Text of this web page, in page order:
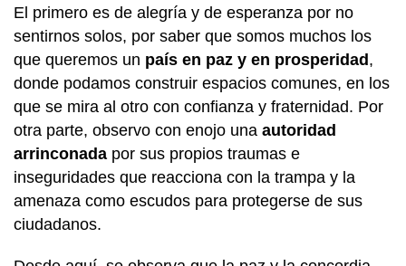
El primero es de alegría y de esperanza por no
sentirnos solos, por saber que somos muchos los
que queremos un país en paz y en prosperidad ,
donde podamos construir espacios comunes, en los
que se mira al otro con confianza y fraternidad. Por
otra parte, observo con enojo una autoridad
arrinconada por sus propios traumas e
inseguridades que reacciona con la trampa y la
amenaza como escudos para protegerse de sus
ciudadanos.